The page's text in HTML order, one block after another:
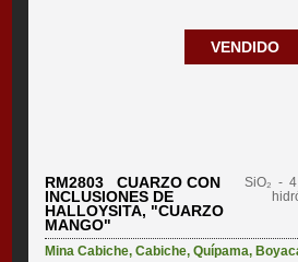
VENDIDO
RM2803 CUARZO CON
INCLUSIONES DE
HALLOYSITA, "CUARZO
MANGO"
SiO₂ -
Mina Cabiche,Cabiche,Quípama,